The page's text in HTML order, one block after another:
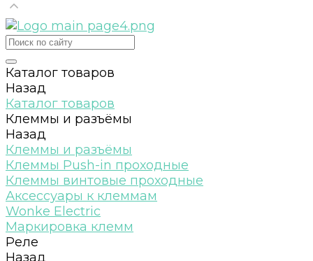
Каталог товаров
Назад
Каталог товаров
Клеммы и разъёмы
Назад
Клеммы и разъёмы
Клеммы Push-in проходные
Клеммы винтовые проходные
Аксессуары к клеммам
Wonke Electric
Маркировка клемм
Реле
Назад